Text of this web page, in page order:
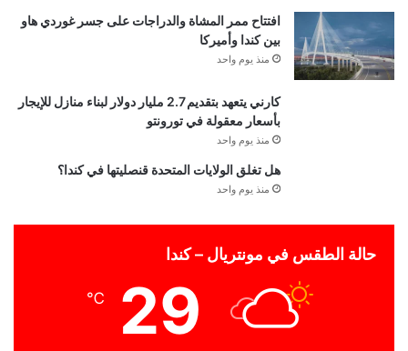
افتتاح ممر المشاة والدراجات على جسر غوردي هاو
بين كندا وأميركا
منذ يوم واحد
كارني يتعهد بتقديم 2.7 مليار دولار لبناء منازل للإيجار
بأسعار معقولة في تورونتو
منذ يوم واحد
هل تغلق الولايات المتحدة قنصليتها في كندا؟
منذ يوم واحد
حالة الطقس في مونتريال – كندا
29
℃